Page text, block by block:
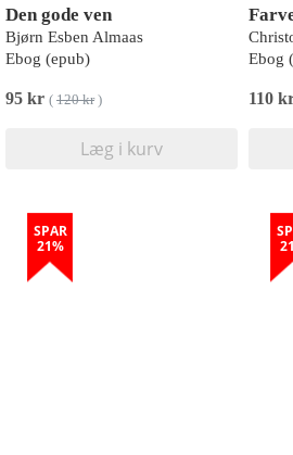
Den gode ven
Bjørn Esben Almaas
Ebog (epub)
95 kr ( 120 kr)
Læg i kurv
Ebog
110
SPAR
21%